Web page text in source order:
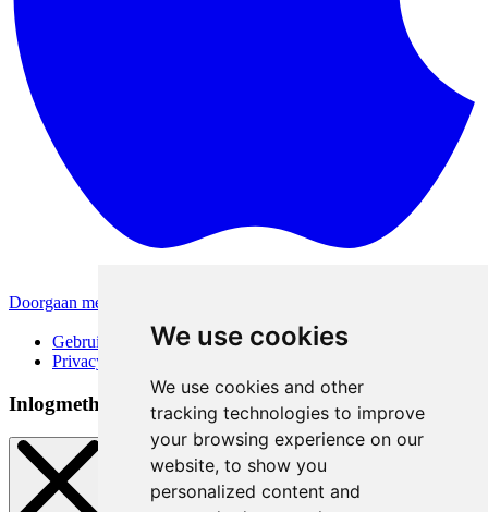
We use cookies
We use cookies and other
tracking technologies to improve
your browsing experience on our
website, to show you
personalized content and
Doorgaan met Apple
Gebruiksvoorwaarden
Privacybeleid
Inlogmethoden